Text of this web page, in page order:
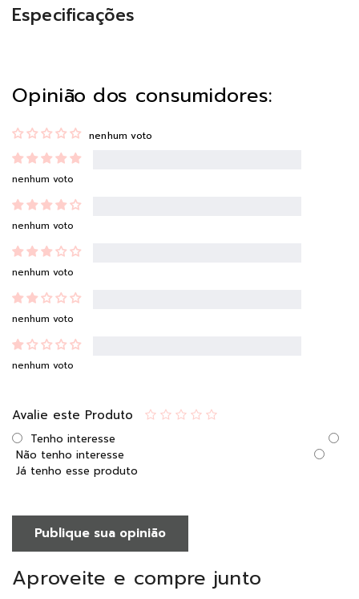
Especificações
Opinião dos consumidores:
nenhum voto
nenhum voto
nenhum voto
nenhum voto
nenhum voto
nenhum voto
Avalie este Produto
Tenho interesse
Não tenho interesse
Já tenho esse produto
Publique sua opinião
Aproveite e compre junto